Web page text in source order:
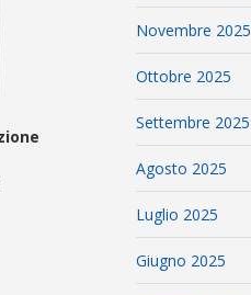
Novembre 2025
Ottobre 2025
Settembre 2025
Agosto 2025
Luglio 2025
Giugno 2025